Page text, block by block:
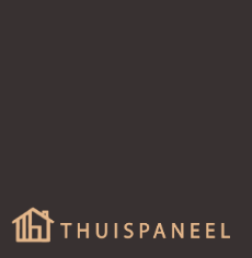
tinten.
maar veel
marmer- of